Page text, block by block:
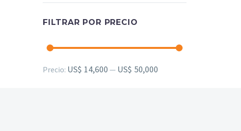
FILTRAR POR PRECIO
Precio
Precio
Precio: US$ 14,600 — US$ 50,000